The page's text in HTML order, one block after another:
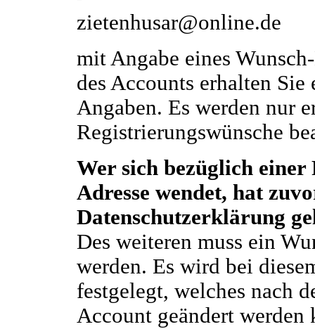
zietenhusar@online.de
mit Angabe eines
des Accounts erhalten
Angaben. Es werden nur
Registrierungswünsche
Wer sich bezüglich
Adresse wendet, hat
Datenschutzerklärung
Des weiteren muss ein
werden. Es wird bei
festgelegt, welches nach
Account geändert werden